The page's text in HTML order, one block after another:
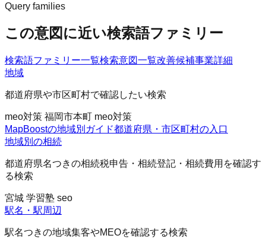
Query families
この意図に近い検索語ファミリー
検索語ファミリー一覧検索意図一覧改善候補事業詳細
地域
都道府県や市区町村で確認したい検索
meo対策 福岡市本町 meo対策
MapBoostの地域別ガイド都道府県・市区町村の入口
地域別の相続
都道府県名つきの相続税申告・相続登記・相続費用を確認す
る検索
宮城 学習塾 seo
駅名・駅周辺
駅名つきの地域集客やMEOを確認する検索